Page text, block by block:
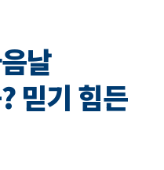
날
믿기 힘든